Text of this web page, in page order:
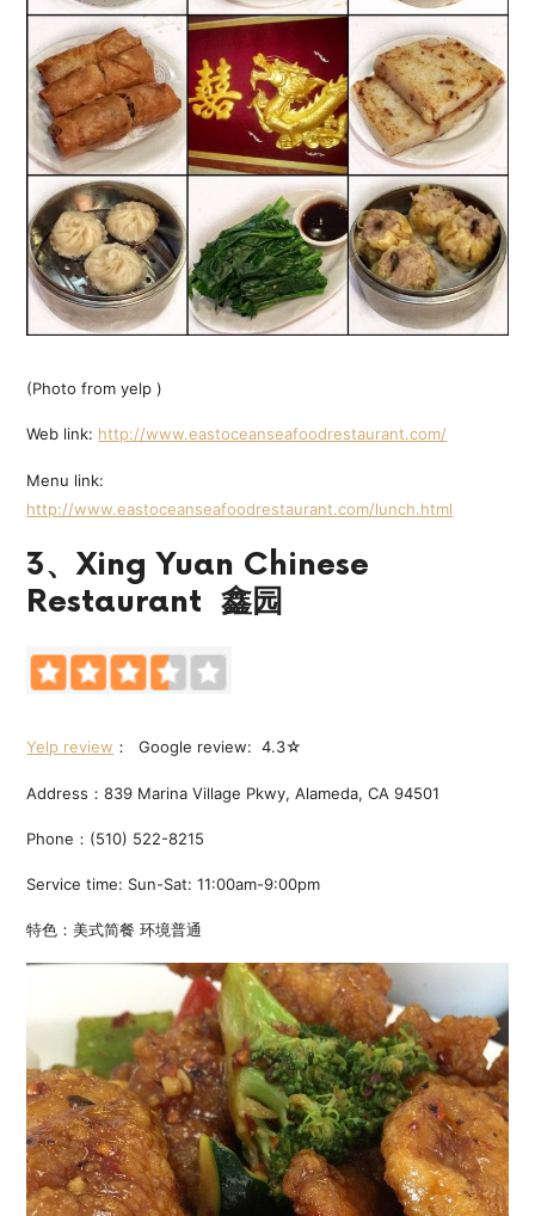
(Photo from yelp )
Web link: http://www.eastoceanseafoodrestaurant.com/
Menu link:
http://www.eastoceanseafoodrestaurant.com/lunch.html
3、Xing Yuan Chinese
Restaurant 鑫园
Yelp review ： Google review: 4.3☆
Address：839 Marina Village Pkwy, Alameda, CA 94501
Phone：(510) 522-8215
Service time: Sun-Sat: 11:00am-9:00pm
特色：美式简餐 环境普通